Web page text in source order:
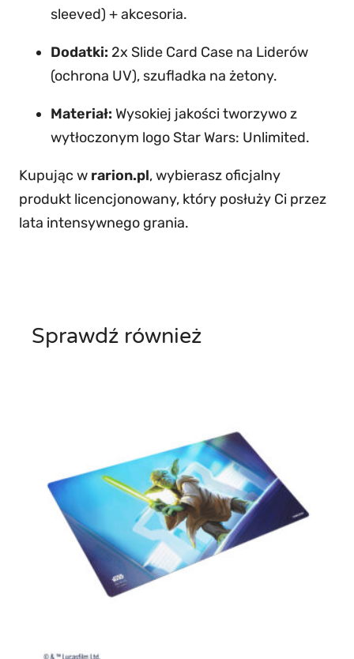
sleeved) + akcesoria.
Dodatki: 2x Slide Card Case na Liderów
(ochrona UV), szufladka na żetony.
Materiał: Wysokiej jakości tworzywo z
wytłoczonym logo Star Wars: Unlimited.
Kupując w rarion.pl, wybierasz oficjalny
produkt licencjonowany, który posłuży Ci przez
lata intensywnego grania.
Sprawdź również